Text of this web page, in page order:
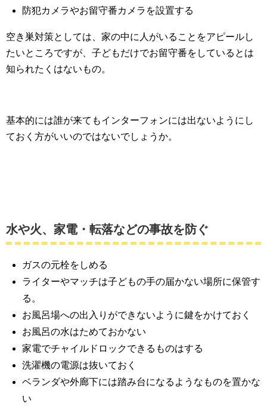
防犯カメラやお留守番カメラを設置する
空き巣対策としては、家の中に人がいることをアピールし
たいところですが、子どもだけでお留守番をしているとは
知られたくはないもの。
基本的には誰が来てもインターフォンには出ないようにし
ておく方がいいのではないでしょうか。
水や火、家電・転落などの事故を防ぐ
ガスの元栓をしめる
ライターやマッチは子どもの手の届かない場所に保管す
る。
お風呂場への出入りができないように鍵をかけておく
お風呂の水はためておかない
家電でチャイルドロックできるものはする
洗濯機の電源は抜いておく
ベランダや外廊下には踏み台になるようなものを置かな
い